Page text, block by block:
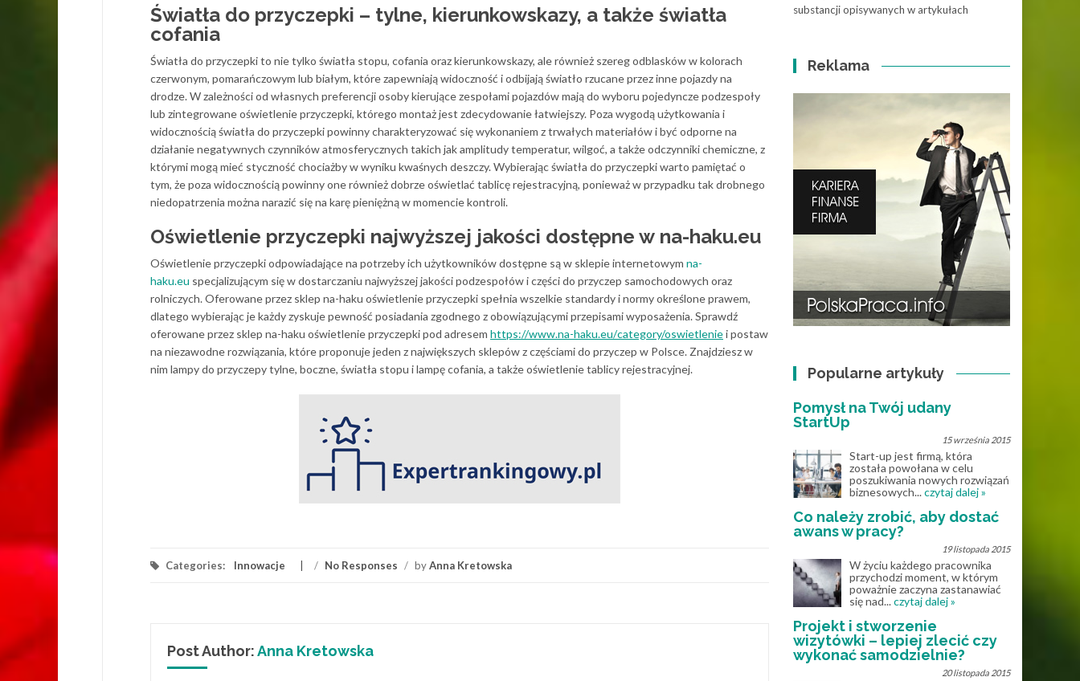
Światła do przyczepki – tylne, kierunkowskazy, a także światła
cofania
Światła do przyczepki to nie tylko światła stopu, cofania oraz kierunkowskazy, ale również szereg odblasków w kolorach
czerwonym, pomarańczowym lub białym, które zapewniają widoczność i odbijają światło rzucane przez inne pojazdy na
drodze. W zależności od własnych preferencji osoby kierujące zespołami pojazdów mają do wyboru pojedyncze podzespoły
lub zintegrowane oświetlenie przyczepki, którego montaż jest zdecydowanie łatwiejszy. Poza wygodą użytkowania i
widocznością światła do przyczepki powinny charakteryzować się wykonaniem z trwałych materiałów i być odporne na
działanie negatywnych czynników atmosferycznych takich jak amplitudy temperatur, wilgoć, a także odczynniki chemiczne, z
którymi mogą mieć styczność chociażby w wyniku kwaśnych deszczy. Wybierając światła do przyczepki warto pamiętać o
tym, że poza widocznością powinny one również dobrze oświetlać tablicę rejestracyjną, ponieważ w przypadku tak drobnego
niedopatrzenia można narazić się na karę pieniężną w momencie kontroli.
Oświetlenie przyczepki najwyższej jakości dostępne w na-haku.eu
Oświetlenie przyczepki odpowiadające na potrzeby ich użytkowników dostępne są w sklepie internetowym na-
haku.eu specjalizującym się w dostarczaniu najwyższej jakości podzespołów i części do przyczep samochodowych oraz
rolniczych. Oferowane przez sklep na-haku oświetlenie przyczepki spełnia wszelkie standardy i normy określone prawem,
dlatego wybierając je każdy zyskuje pewność posiadania zgodnego z obowiązującymi przepisami wyposażenia. Sprawdź
oferowane przez sklep na-haku oświetlenie przyczepki pod adresem https://www.na-haku.eu/category/oswietleniei postaw
na niezawodne rozwiązania, które proponuje jeden z największych sklepów z częściami do przyczep w Polsce. Znajdziesz w
nim lampy do przyczepy tylne, boczne, światła stopu i lampę cofania, a także oświetlenie tablicy rejestracyjnej.
Categories: Innowacje / No Responses / byAnna Kretowska
Post Author:Anna Kretowska
substancji opisywanych w artykułach
Reklama
Popularne artykuły
Pomysł na Twój udany
StartUp
15 września 2015
Start-up jest firmą, która
została powołana w celu
poszukiwania nowych rozwiązań
biznesowych...czytaj dalej »
Co należy zrobić, aby dostać
awans w pracy?
19 listopada 2015
W życiu każdego pracownika
przychodzi moment, w którym
poważnie zaczyna zastanawiać
się nad...czytaj dalej »
Projekt i stworzenie
wizytówki – lepiej zlecić czy
wykonać samodzielnie?
20 listopada 2015